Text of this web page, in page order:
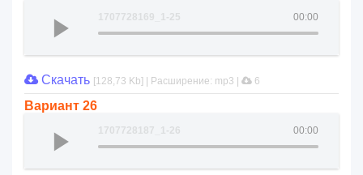
00:00
1707728169_1-25
Скачать [128,73 Kb] | Расширение: mp3 | 6
Вариант 26
00:00
1707728187_1-26